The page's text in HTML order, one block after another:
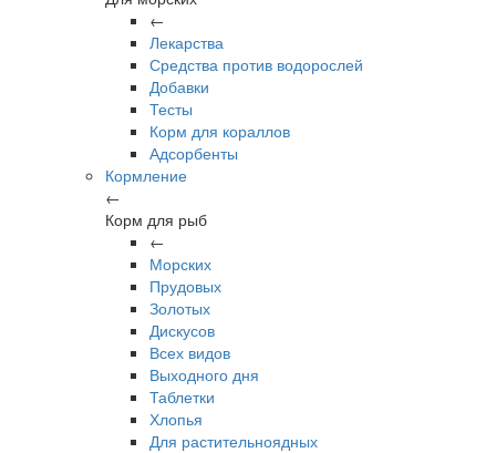
←
Лекарства
Средства против водорослей
Добавки
Тесты
Корм для кораллов
Адсорбенты
Кормление
←
Корм для рыб
←
Морских
Прудовых
Золотых
Дискусов
Всех видов
Выходного дня
Таблетки
Хлопья
Для растительноядных